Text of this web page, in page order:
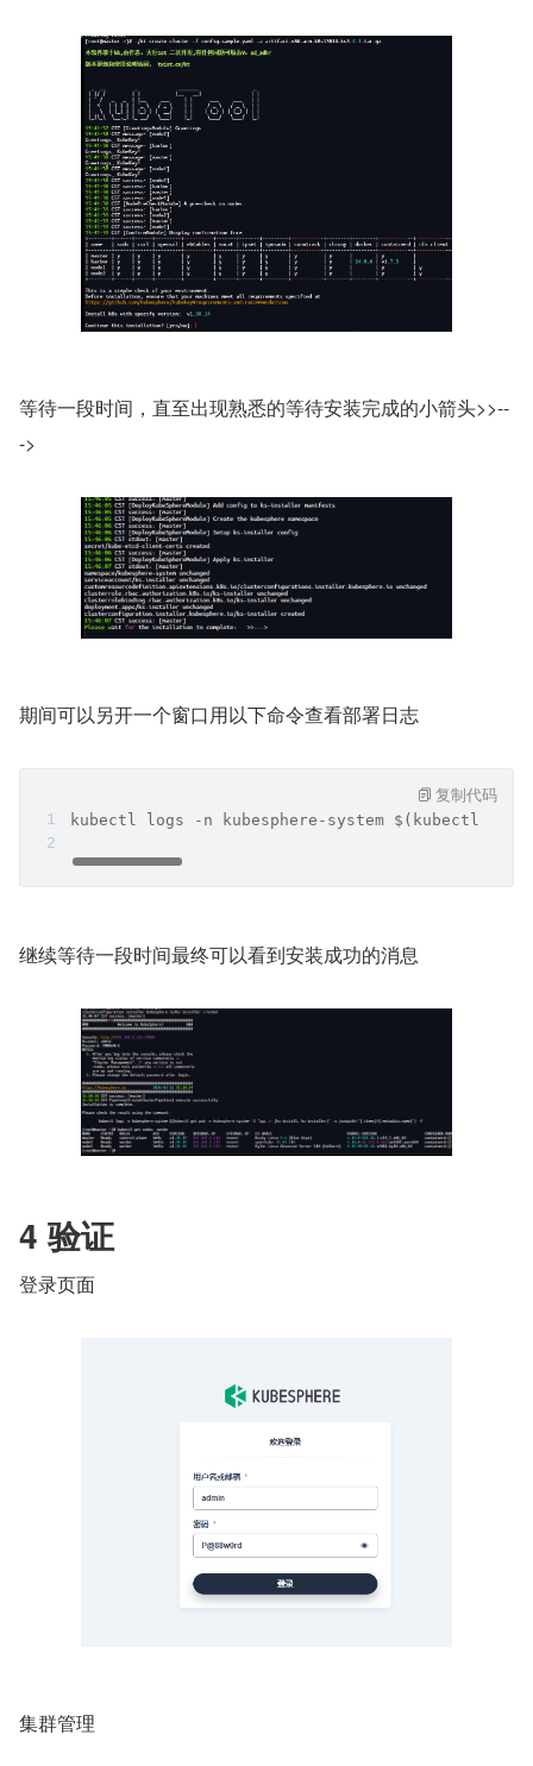
等待一段时间，直至出现熟悉的等待安装完成的小箭头>>--
->
期间可以另开一个窗口用以下命令查看部署日志
kubectl logs -n kubesphere-system $(kubectl
复制代码
继续等待一段时间最终可以看到安装成功的消息
4 验证
登录页面
集群管理